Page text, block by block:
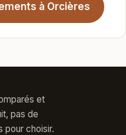
à Orcières
et
pas de
pour choisir.